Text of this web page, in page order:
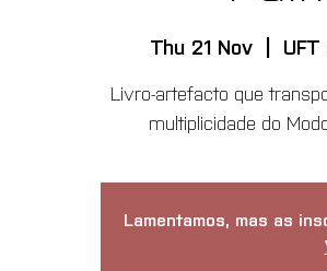
Thu 21 Nov
  |
Livro-artefacto que
multiplicidade do
Lamentamos, mas as